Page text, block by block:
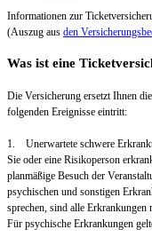
Informationen zur
(Auszug aus den
Was ist eine
Die Versicherung ersetzt Ihnen
folgenden Ereignisse eintritt:
1. Unerwartete schwere
Sie oder eine Risikoperson
planmäßige Besuch der
psychischen und sonstigen
sprechen, sind alle
Für psychische Erkrankungen